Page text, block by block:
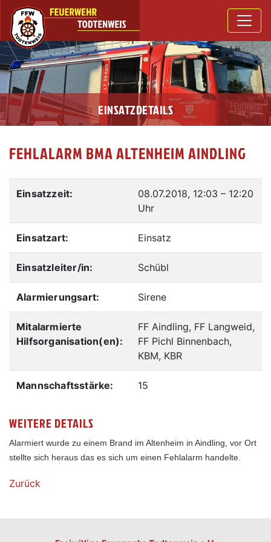
EINSATZDETAILS
FEHLALARM BMA ALTENHEIM AINDLING
Einsatzzeit: 08.07.2018, 12:03 – 12:20
Uhr
Einsatzart: Einsatz
Einsatzleiter/in: Schübl
Alarmierungsart: Sirene
Mitalarmierte
Hilfsorganisation(en):
FF Aindling, FF Langweid,
FF Pichl Binnenbach,
KBM, KBR
Mannschaftsstärke: 15
WEITERE DETAILS
Alarmiert wurde zu einem Brand im Altenheim in Aindling, vor Ort
stellte sich heraus das es sich um einen Fehlalarm handelte.
Zurück